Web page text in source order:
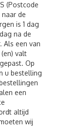
(Postcode
de
is 1 dag
na de
Als een van
valt
Op
u bestelling
een
altijd
wij